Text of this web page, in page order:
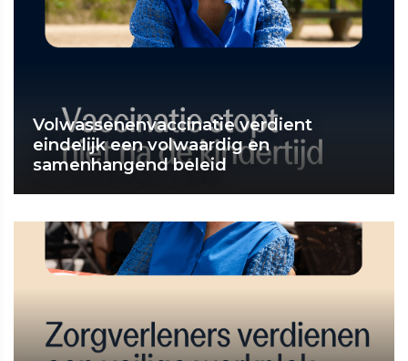
Volwassenenvaccinatie verdient
eindelijk een volwaardig en
samenhangend beleid